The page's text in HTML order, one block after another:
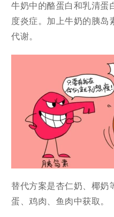
牛奶中的酪蛋白和乳清蛋
度炎症。加上牛奶的 胰岛
代谢。
替代方案是杏仁奶、椰奶
蛋、鸡肉、鱼肉中获取。